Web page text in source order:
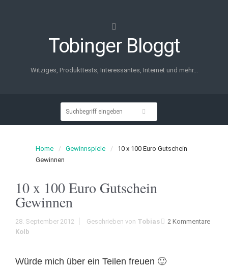
Tobinger Bloggt
Witziges, Produkttests, Interessantes, Internet und mehr...
Home Gewinnspiele
10 x 100 Euro Gutschein
Gewinnen
10 x 100 Euro Gutschein
Gewinnen
28. September 2012 2 Kommentare
Geschrieben von Tobias
Kolb
Würde mich über ein Teilen freuen 🙂